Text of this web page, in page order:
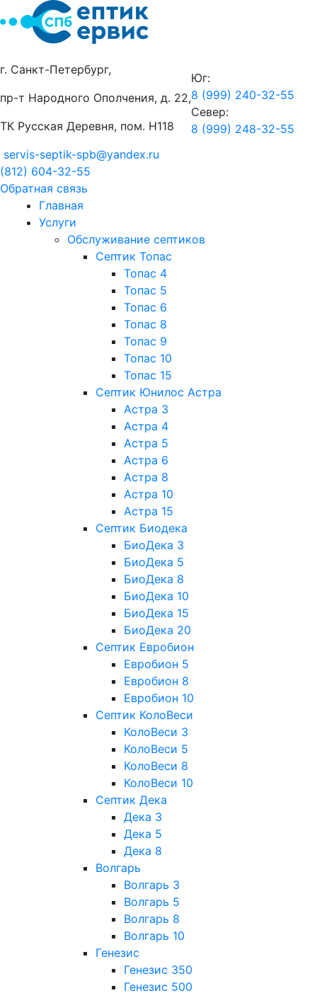
г. Санкт-Петербург,
пр-т Народного Ополчения, д. 22,
ТК Русская Деревня, пом. Н118
servis-septik-spb@yandex.ru
Юг:
8 (999) 240-32-55
Север:
8 (999) 248-32-55
(812) 604-32-55
Обратная связь
Главная
Услуги
Обслуживание септиков
Септик Топас
Топас 4
Топас 5
Топас 6
Топас 8
Топас 9
Топас 10
Топас 15
Септик Юнилос Астра
Астра 3
Астра 4
Астра 5
Астра 6
Астра 8
Астра 10
Астра 15
Септик Биодека
БиоДека 3
БиоДека 5
БиоДека 8
БиоДека 10
БиоДека 15
БиоДека 20
Септик Евробион
Евробион 5
Евробион 8
Евробион 10
Септик КолоВеси
КолоВеси 3
КолоВеси 5
КолоВеси 8
КолоВеси 10
Септик Дека
Дека 3
Дека 5
Дека 8
Волгарь
Волгарь 3
Волгарь 5
Волгарь 8
Волгарь 10
Генезис
Генезис 350
Генезис 500